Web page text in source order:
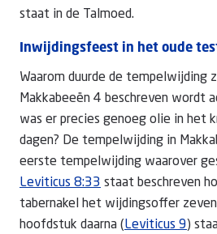
staat in de Talmoed.
Inwijdingsfeest in het oude
Waarom duurde de tempelwijding
Makkabeeën 4 beschreven wordt
was er precies genoeg olie in het
dagen? De tempelwijding in
eerste tempelwijding waarover
Leviticus 8:33 staat beschreven
tabernakel het wijdingsoffer
hoofdstuk daarna (Leviticus 9)